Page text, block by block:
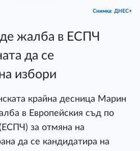
Снимка: ДНЕС+
жалба в ЕСПЧ
да се
избори
крайна десница Марин
в Европейския съд по
за отмяна на
да се кандидатира на